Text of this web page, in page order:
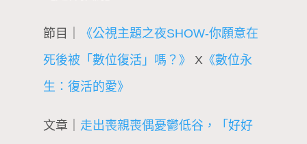
節目｜
《公視主題之夜SHOW-你願意在
死後被「數位復活」嗎？》
X 《數位永
生：復活的愛》
文章｜ 走出喪親喪偶憂鬱低谷，「好好